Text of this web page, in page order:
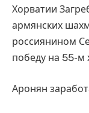
Хорватии
армянских
россиянином
победу на 55-м
Аронян